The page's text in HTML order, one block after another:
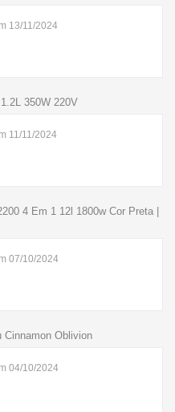
13/11/2024
350W 220V
11/11/2024
4 Em 1 12l 1800w Cor Preta |
07/10/2024
Cinnamon Oblivion
04/10/2024